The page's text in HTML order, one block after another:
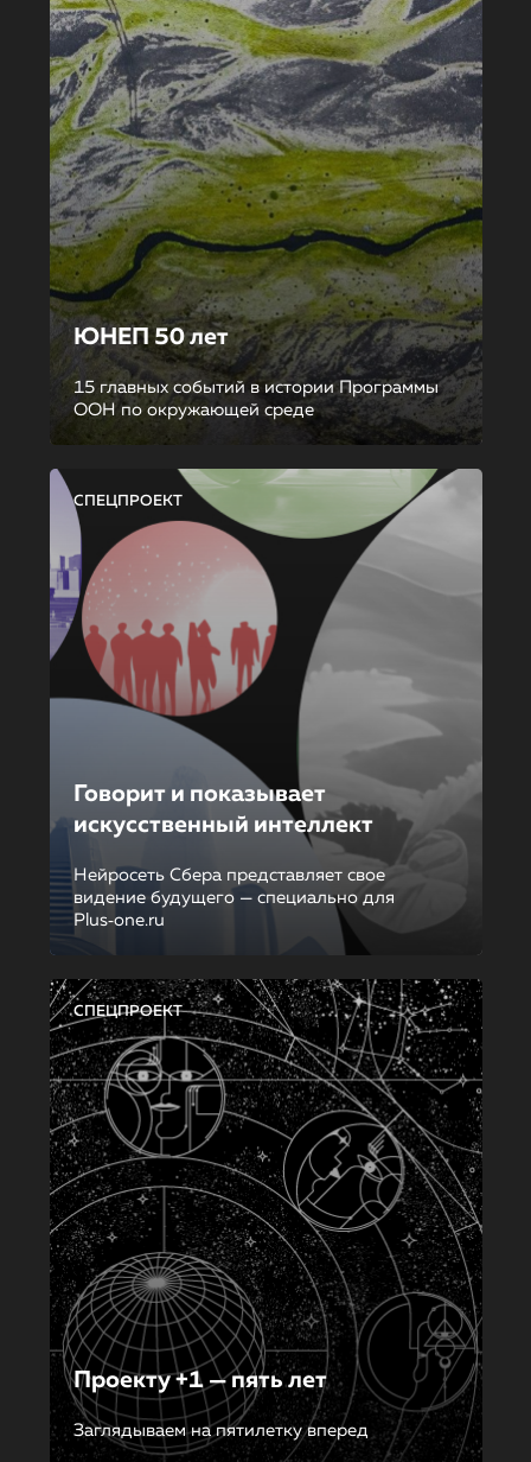
ЮНЕП 50 лет
15 главных событий в истории Программы
ООН по окружающей среде
СПЕЦПРОЕКТ
Говорит и показывает
искусственный интеллект
Нейросеть Сбера представляет свое
видение будущего — специально для
Plus‑one.ru
СПЕЦПРОЕКТ
Проекту +1 — пять лет
Заглядываем на пятилетку вперед